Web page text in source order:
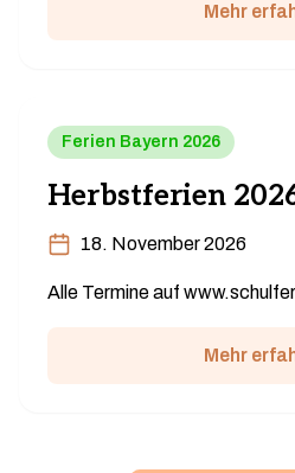
Mehr
Ferien Bayern 2026
Herbstferien
18. November 2026
Alle Termine auf
Mehr